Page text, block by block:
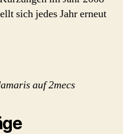
sich jedes Jahr erneut
auf 2mecs